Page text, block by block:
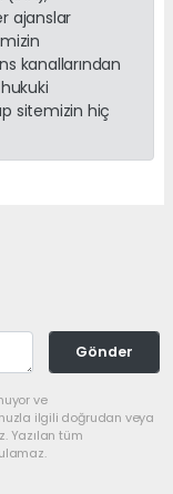
ajanslar
kanallarından
sitemizin hiç
Gönder
ve
ilgili doğrudan veya
Yazılan tüm